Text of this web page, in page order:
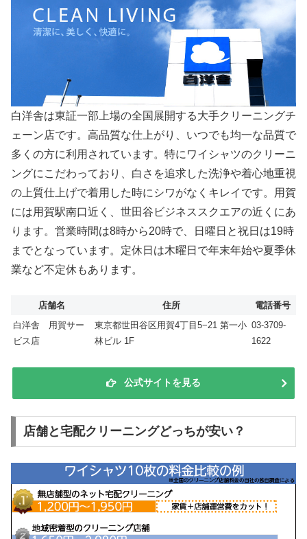
白洋舎は東証一部上場の全国展開する大手クリーニングチ
ェーン店です。高品質な仕上がり、いつでも均一な品質で
多くの方に利用されています。特にワイシャツのクリーニ
ングにこだわっており、白さを追求した洗浄や着心地重視
の上質仕上げで着用した時にシワがなくキレイです。用賀
には用賀駅南口近く、世田谷ビジネススクエアの近くにあ
ります。営業時間は8時から20時で、日曜日と祝日は19時
までとなっています。定休日は木曜日で年末年始や夏季休
業など不定休もあります。
店舗名 住所
電話番号
白洋舎 用賀サー
ビス店
東京都世田谷区用賀4丁目5−21 第一小
林ビル 1F
03-3709-
1622
公式サイトを見る
店舗と宅配クリーニングどっちが安い？